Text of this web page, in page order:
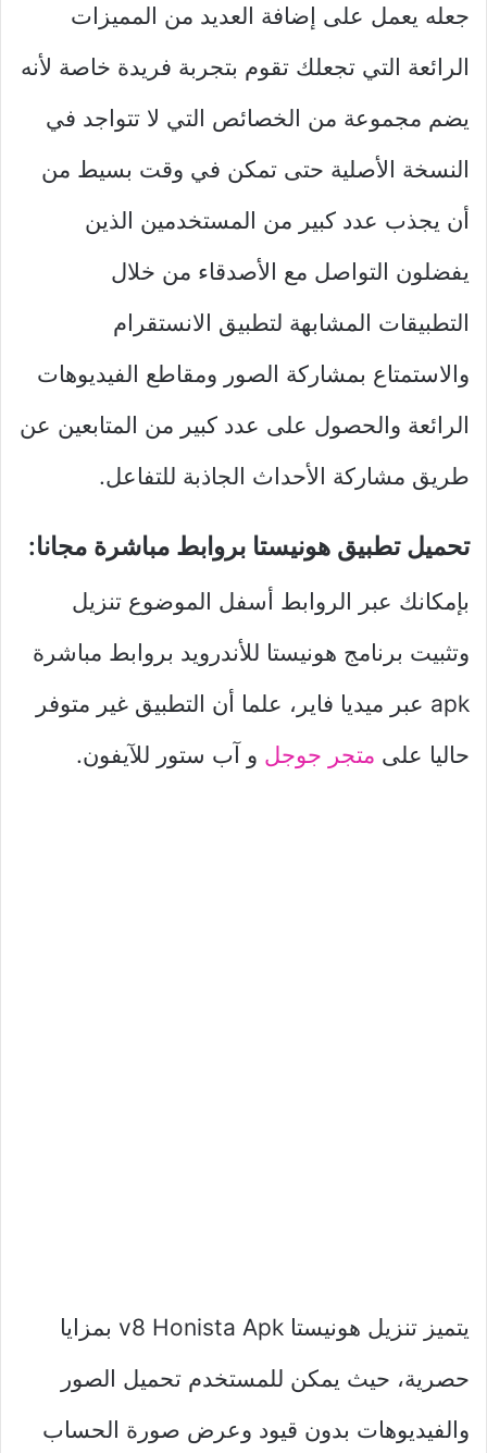
جعله يعمل على إضافة العديد من المميزات
الرائعة التي تجعلك تقوم بتجربة فريدة خاصة لأنه
يضم مجموعة من الخصائص التي لا تتواجد في
النسخة الأصلية حتى تمكن في وقت بسيط من
أن يجذب عدد كبير من المستخدمين الذين
يفضلون التواصل مع الأصدقاء من خلال
التطبيقات المشابهة لتطبيق الانستقرام
والاستمتاع بمشاركة الصور ومقاطع الفيديوهات
الرائعة والحصول على عدد كبير من المتابعين عن
طريق مشاركة الأحداث الجاذبة للتفاعل.
تحميل تطبيق هونيستا بروابط مباشرة مجانا:
بإمكانك عبر الروابط أسفل الموضوع تنزيل
وتثبيت برنامج هونيستا للأندرويد بروابط مباشرة
apk عبر ميديا فاير، علما أن التطبيق غير متوفر
حاليا على متجر جوجل و آب ستور للآيفون.
يتميز تنزيل هونيستا v8 Honista Apk بمزايا
حصرية، حيث يمكن للمستخدم تحميل الصور
والفيديوهات بدون قيود وعرض صورة الحساب